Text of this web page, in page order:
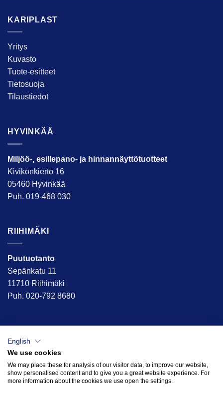
KARIPLAST
Yritys
Kuvasto
Tuote-esitteet
Tietosuoja
Tilaustiedot
HYVINKÄÄ
Miljöö-, esillepano- ja hinnannäyttötuotteet
Kivikonkierto 16
05460 Hyvinkää
Puh. 019-468 030
RIIHIMÄKI
Puutuotanto
Sepänkatu 11
11710 Riihimäki
Puh. 020-792 8680
English
We use cookies
We may place these for analysis of our visitor data, to improve our website,
show personalised content and to give you a great website experience. For
more information about the cookies we use open the settings.